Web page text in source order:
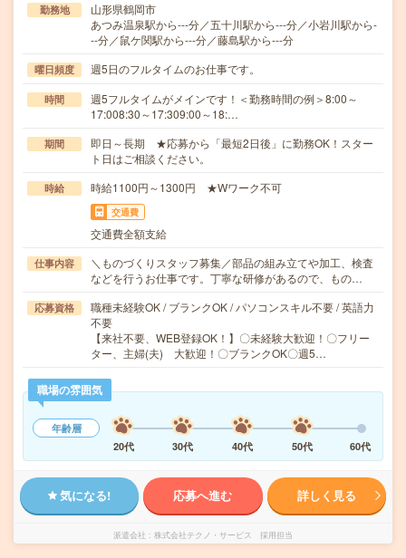
勤務地
山形県鶴岡市
あつみ温泉駅から---分／五十川駅から---分／小岩川駅から-
--分／鼠ケ関駅から---分／藤島駅から---分
曜日頻度 週5日のフルタイムのお仕事です。
時間
週5フルタイムがメインです！＜勤務時間の例＞8:00～
17:008:30～17:309:00～18:…
期間
即日～長期 ★応募から「最短2日後」に勤務OK！スター
ト日はご相談ください。
時給 時給1100円～1300円 ★Wワーク不可
交通費
交通費全額支給
仕事内容
＼ものづくりスタッフ募集／部品の組み立てや加工、検査
などを行うお仕事です。丁寧な研修があるので、もの…
応募資格
職種未経験OK / ブランクOK / パソコンスキル不要 / 英語力
不要
【来社不要、WEB登録OK！】〇未経験大歓迎！〇フリー
ター、主婦(夫) 大歓迎！〇ブランクOK〇週5…
職場の雰囲気
年齢層
20代
30代 40代 50代 60代
気になる! 応募へ進む 詳しく見る
派遣会社 株式会社テクノ・サービス 採用担当